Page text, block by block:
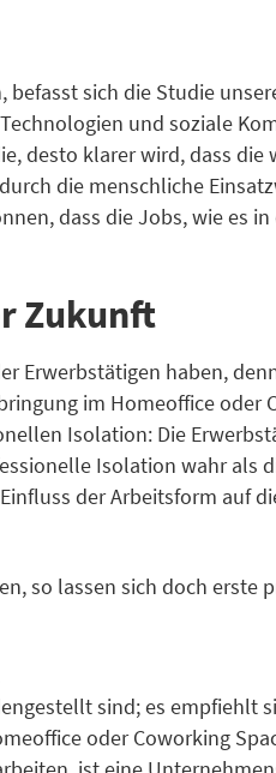
sich die Studie
und soziale
desto klarer wird, dass die
die menschliche
dass die Jobs, wie es
Zukunft
Erwerbstätigen haben,
im Homeoffice oder
Isolation: Die
Isolation wahr als
der Arbeitsform auf
so lassen sich doch erste
sind; es empfiehlt
oder Coworking